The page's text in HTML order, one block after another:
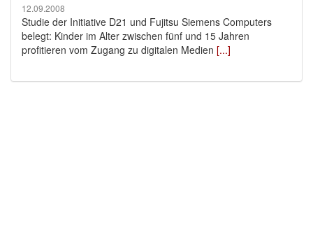
12.09.2008
Studie der Initiative D21 und Fujitsu Siemens Computers
belegt: Kinder im Alter zwischen fünf und 15 Jahren
profitieren vom Zugang zu digitalen Medien [...]